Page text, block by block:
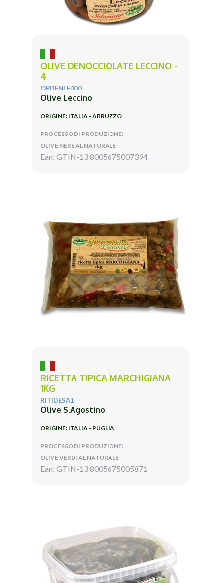
OLIVE DENOCCIOLATE LECCINO -
4
OPDENLE400
Olive Leccino
ORIGINE: ITALIA - ABRUZZO
PROCESSO DI PRODUZIONE:
OLIVE NERE AL NATURALE
Ean: GTIN-13 8005675007394
RICETTA TIPICA MARCHIGIANA
1KG
RITIDESA1
Olive S.Agostino
ORIGINE: ITALIA - PUGLIA
PROCESSO DI PRODUZIONE:
OLIVE VERDI AL NATURALE
Ean: GTIN-13 8005675005871